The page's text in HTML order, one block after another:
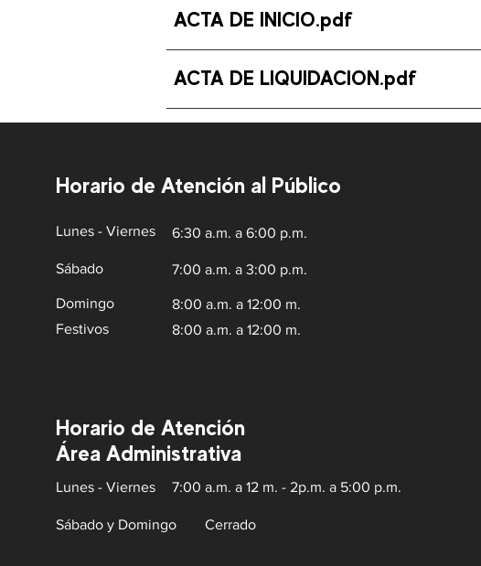
ACTA DE INICIO.pdf
ACTA DE LIQUIDACION.pdf
Horario de Atención al Público
Lunes - Viernes 6:30 a.m. a 6:00 p.m.
Sábado 7:00 a.m. a 3:00 p.m.
Domingo
Festivos
8:00 a.m. a 12:00 m.
8:00 a.m. a 12:00 m.
Horario de Atención
Área Administrativa
Lunes - Viernes 7:00 a.m. a 12 m. - 2p.m. a 5:00 p.m.
Sábado y Domingo Cerrado